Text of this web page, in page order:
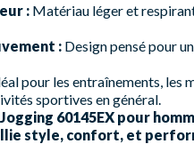
: Matériau léger et
: Design pensé pour
pour les entraînements, les
sportives en général.
60145EX pour
style, confort, et